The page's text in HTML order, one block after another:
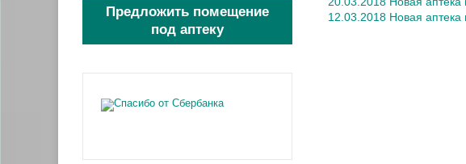
12.03.2018 Новая
Предложить помещение
под аптеку